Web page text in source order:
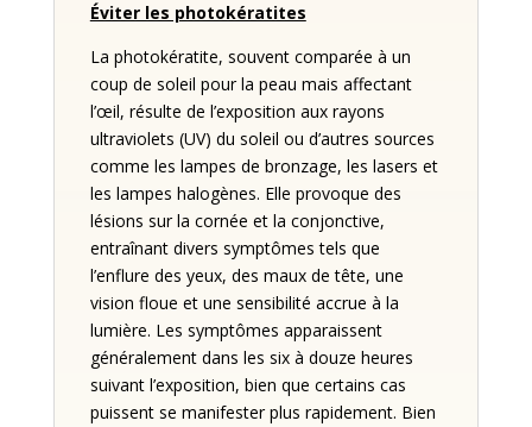
Éviter les photokératites
La photokératite, souvent comparée à un
coup de soleil pour la peau mais affectant
l’œil, résulte de l’exposition aux rayons
ultraviolets (UV) du soleil ou d’autres sources
comme les lampes de bronzage, les lasers et
les lampes halogènes. Elle provoque des
lésions sur la cornée et la conjonctive,
entraînant divers symptômes tels que
l’enflure des yeux, des maux de tête, une
vision floue et une sensibilité accrue à la
lumière. Les symptômes apparaissent
généralement dans les six à douze heures
suivant l’exposition, bien que certains cas
puissent se manifester plus rapidement. Bien